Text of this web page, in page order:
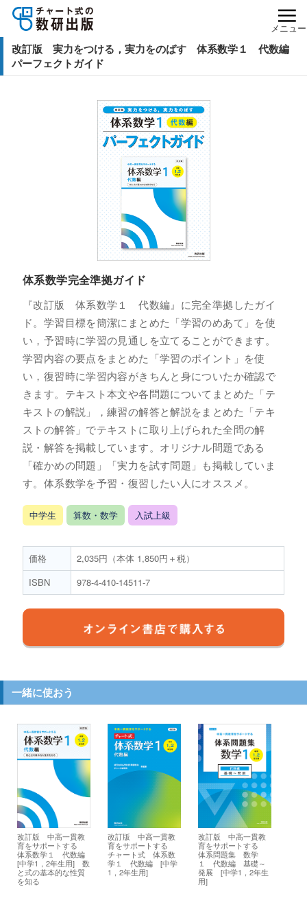
メニュー
改訂版 実力をつける，実力をのばす 体系数学１ 代数編
パーフェクトガイド
体系数学完全準拠ガイド
『改訂版 体系数学１ 代数編』に完全準拠したガイ
ド。学習目標を簡潔にまとめた「学習のめあて」を使
い，予習時に学習の見通しを立てることができます。
学習内容の要点をまとめた「学習のポイント」を使
い，復習時に学習内容がきちんと身についたか確認で
きます。テキスト本文や各問題についてまとめた「テ
キストの解説」，練習の解答と解説をまとめた「テキ
ストの解答」でテキストに取り上げられた全問の解
説・解答を掲載しています。オリジナル問題である
「確かめの問題」「実力を試す問題」も掲載していま
す。体系数学を予習・復習したい人にオススメ。
中学生 算数・数学 入試上級
価格
2,035円（本体 1,850円＋税）
ISBN
978-4-410-14511-7
一緒に使おう
改訂版 中高一貫教
育をサポートする
体系数学１ 代数編
[中学1，2年生用] 数
と式の基本的な性質
を知る
改訂版 中高一貫教
育をサポートする
チャート式 体系数
学１ 代数編 [中学
1，2年生用]
改訂版 中高一貫教
育をサポートする
体系問題集 数学
１ 代数編 基礎～
発展 [中学1，2年生
用]